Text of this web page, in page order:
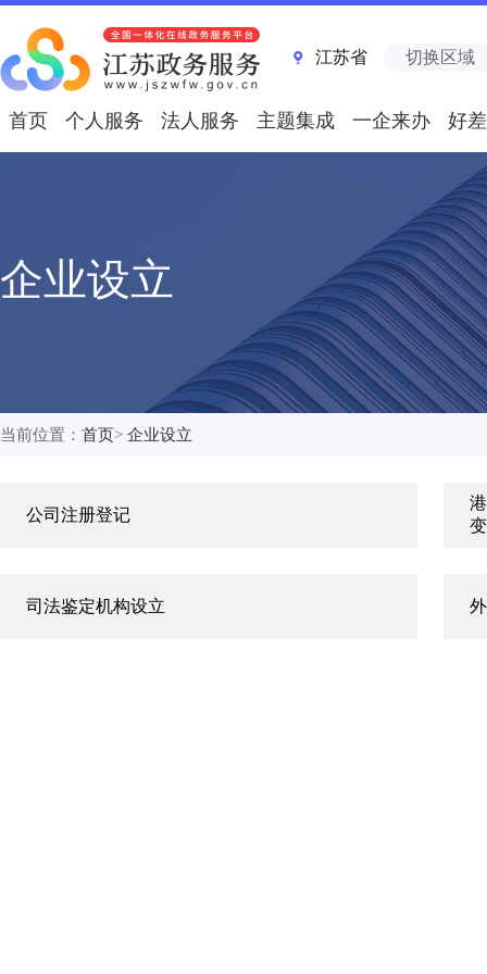
江苏省 切换区域
首页 个人服务 法人服务 主题集成 一企来办 好
企业设立
当前位置： 首页> 企业设立
公司注册登记
司法鉴定机构设立